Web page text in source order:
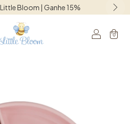
Frete grátis para o Sudeste acima de
0